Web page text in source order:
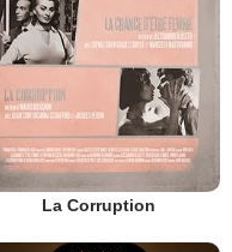
La Corruption